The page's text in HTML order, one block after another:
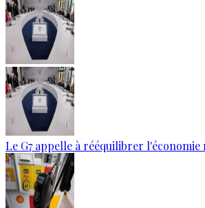
Le G7 appelle à rééquilibrer l'économie